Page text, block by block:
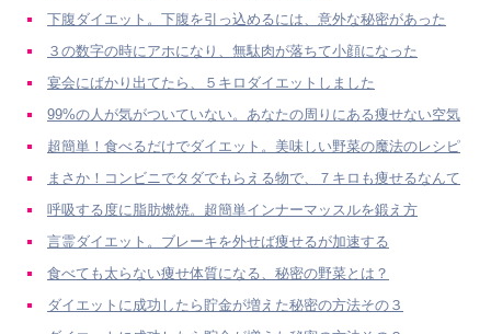
下腹ダイエット。下腹を引っ込めるには、意外な秘密があった
３の数字の時にアホになり、無駄肉が落ちて小顔になった
宴会にばかり出てたら、５キロダイエットしました
99%の人が気がついていない。あなたの周りにある痩せない空気
超簡単！食べるだけでダイエット。美味しい野菜の魔法のレシピ
まさか！コンビニでタダでもらえる物で、７キロも痩せるなんて
呼吸する度に脂肪燃焼。超簡単インナーマッスルを鍛え方
言霊ダイエット。ブレーキを外せば痩せるが加速する
食べても太らない痩せ体質になる、秘密の野菜とは？
ダイエットに成功したら貯金が増えた秘密の方法その３